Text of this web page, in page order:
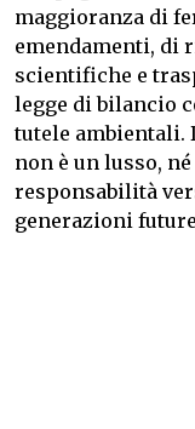
maggioranza di
emendamenti, di
scientifiche e
legge di bilancio
tutele ambientali.
non è un lusso,
responsabilità
generazioni